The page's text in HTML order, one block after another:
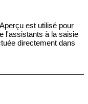
est utilisé pour
l'assistants à la saisie
directement dans